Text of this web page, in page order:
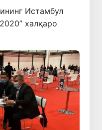
Истамбул
халқаро